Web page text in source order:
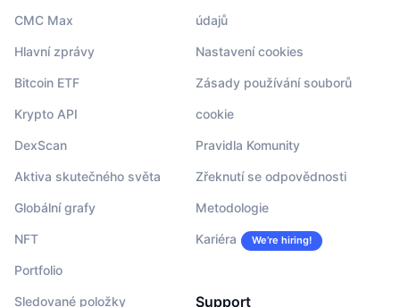
CMC Max
Hlavní zprávy
Bitcoin ETF
Krypto API
DexScan
Aktiva skutečného světa
Globální grafy
NFT
Portfolio
Sledované položky
údajů
Nastavení cookies
Zásady používání souborů
cookie
Pravidla Komunity
Zřeknutí se odpovědnosti
Metodologie
Kariéra We’re hiring!
Support